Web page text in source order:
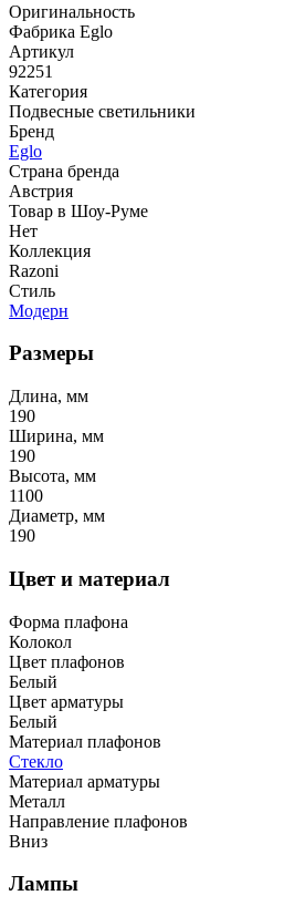
Оригинальность
Фабрика Eglo
Артикул
92251
Категория
Подвесные светильники
Бренд
Eglo
Страна бренда
Австрия
Товар в Шоу-Руме
Нет
Коллекция
Razoni
Стиль
Модерн
Размеры
Длина, мм
190
Ширина, мм
190
Высота, мм
1100
Диаметр, мм
190
Цвет и материал
Форма плафона
Колокол
Цвет плафонов
Белый
Цвет арматуры
Белый
Материал плафонов
Стекло
Материал арматуры
Металл
Направление плафонов
Вниз
Лампы